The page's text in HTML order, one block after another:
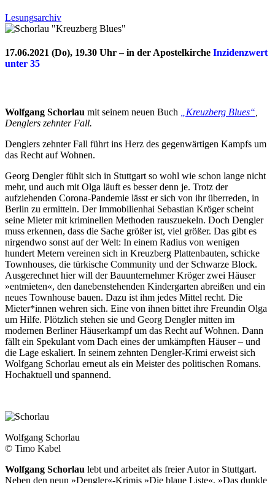
Lesungsarchiv
17.06.2021 (Do), 19.30 Uhr – in der Apostelkirche Inzidenzwert
unter 35
Wolfgang Schorlau mit seinem neuen Buch „Kreuzberg Blues“
Denglers zehnter Fall.
Denglers zehnter Fall führt ins Herz des gegenwärtigen Kampfs um
das Recht auf Wohnen.
Georg Dengler fühlt sich in Stuttgart so wohl wie schon lange nicht
mehr, und auch mit Olga läuft es besser denn je. Trotz der
aufziehenden Corona-Pandemie lässt er sich von ihr überreden, in
Berlin zu ermitteln. Der Immobilienhai Sebastian Kröger scheint
seine Mieter mit kriminellen Methoden rauszuekeln. Doch Dengler
muss erkennen, dass die Sache größer ist, viel größer. Das gibt es
nirgendwo sonst auf der Welt: In einem Radius von wenigen
hundert Metern vereinen sich in Kreuzberg Plattenbauten, schicke
Townhouses, die türkische Community und der Schwarze Block.
Ausgerechnet hier will der Bauunternehmer Kröger zwei Häuser
»entmieten«, den danebenstehenden Kindergarten abreißen und ein
neues Townhouse bauen. Dazu ist ihm jedes Mittel recht. Die
Mieter*innen wehren sich. Eine von ihnen bittet ihre Freundin Olga
um Hilfe. Plötzlich stehen sie und Georg Dengler mitten im
modernen Berliner Häuserkampf um das Recht auf Wohnen. Dann
fällt ein Spekulant vom Dach eines der umkämpften Häuser – und
die Lage eskaliert. In seinem zehnten Dengler-Krimi erweist sich
Wolfgang Schorlau erneut als ein Meister des politischen Romans.
Hochaktuell und spannend.
Wolfgang Schorlau
© Timo Kabel
Wolfgang Schorlau lebt und arbeitet als freier Autor in Stuttgart.
Neben den neun »Dengler«-Krimis »Die blaue Liste«, »Das dunkle